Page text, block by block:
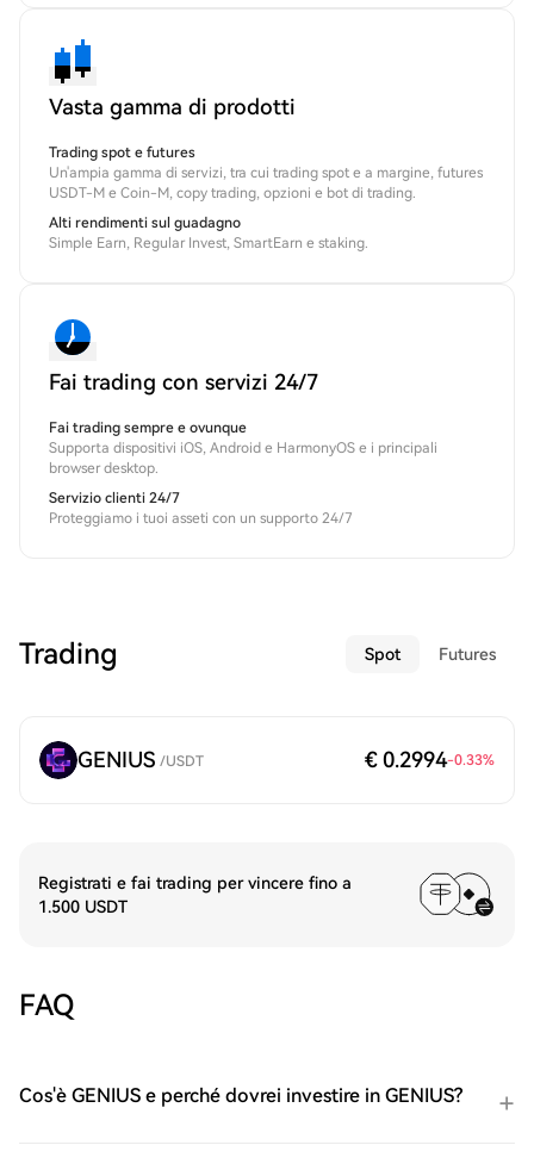
Vasta gamma di prodotti
Trading spot e futures
Un'ampia gamma di servizi, tra cui trading spot e a margine, futures
USDT-M e Coin-M, copy trading, opzioni e bot di trading.
Alti rendimenti sul guadagno
Simple Earn, Regular Invest, SmartEarn e staking.
Fai trading con servizi 24/7
Fai trading sempre e ovunque
Supporta dispositivi iOS, Android e HarmonyOS e i principali
browser desktop.
Servizio clienti 24/7
Proteggiamo i tuoi asseti con un supporto 24/7
Trading Spot Futures
GENIUS /USDT € 0.2994-0.33%
Registrati e fai trading per vincere fino a
1.500 USDT
FAQ
Cos'è GENIUS e perché dovrei investire in GENIUS?